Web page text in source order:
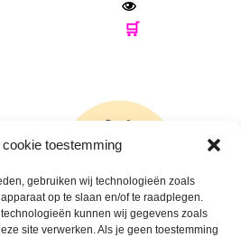
cookie toestemming
gebruiken wij technologieën zoals
op te slaan en/of te raadplegen.
kunnen wij gegevens zoals
site verwerken. Als je geen toestemming
🛒